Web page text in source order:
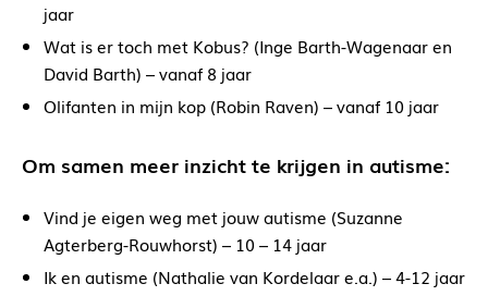
jaar
Wat is er toch met Kobus? (Inge Barth-Wagenaar en
David Barth) – vanaf 8 jaar
Olifanten in mijn kop (Robin Raven) – vanaf 10 jaar
Om samen meer inzicht te krijgen in autisme:
Vind je eigen weg met jouw autisme (Suzanne
Agterberg-Rouwhorst) – 10 – 14 jaar
Ik en autisme (Nathalie van Kordelaar e.a.) – 4-12 jaar